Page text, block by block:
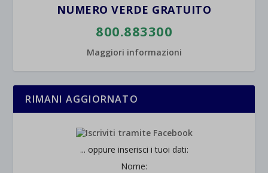
NUMERO VERDE GRATUITO
800.883300
Maggiori informazioni
RIMANI AGGIORNATO
... oppure inserisci i tuoi dati:
Nome: